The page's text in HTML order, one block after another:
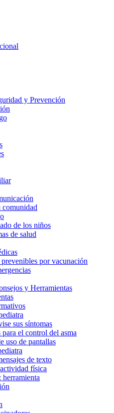
y Prevención
comunidad
de los niños
de salud
por vacunación
y Herramientas
sus síntomas
el control del asma
uso de pantallas
de texto
física
herramienta